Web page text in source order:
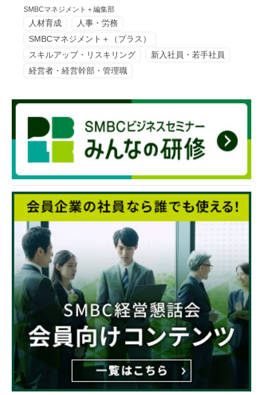
SMBCマネジメント＋編集部
人材育成
人事・労務
SMBCマネジメント＋（プラス）
スキルアップ・リスキリング
新入社員・若手社員
経営者・経営幹部・管理職